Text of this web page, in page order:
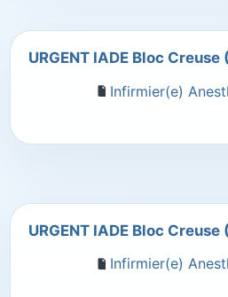
URGENT IADE Bloc
Infirmier(e)
URGENT IADE Bloc
Infirmier(e)